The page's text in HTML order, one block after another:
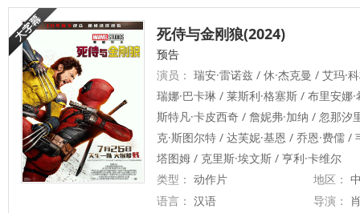
死侍与金刚狼(2024)
预告
演员： 瑞安·雷诺兹 / 休·杰克曼 / 艾玛·
瑞娜·巴卡琳 / 莱斯利·格塞斯 / 布里安娜
斯特凡·卡皮西奇 / 詹妮弗·加纳 / 忽那汐
克·斯图尔特 / 达芙妮·基恩 / 乔恩·费儒 /
塔图姆 / 克里斯·埃文斯 / 亨利·卡维尔
类型： 动作片 地区：
语言： 汉语 导演：